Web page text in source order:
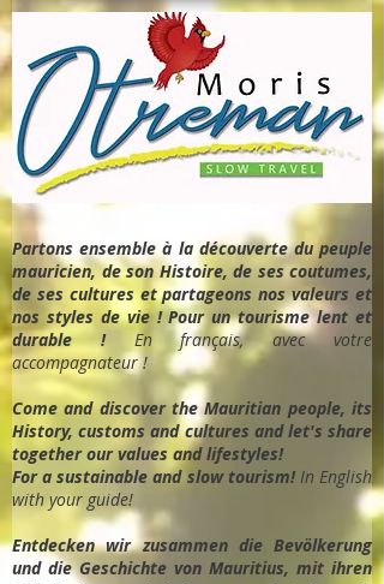
Partons ensemble à la découverte du peuple
mauricien, de son Histoire, de ses coutumes,
de ses cultures et partageons nos valeurs et
nos styles de vie ! Pour un tourisme lent et
durable !En français, avec votre
accompagnateur !
Come and discover the Mauritian people, its
History, customs and cultures and let's share
together our values and lifestyles!
For a sustainable and slow tourism! In English
with your guide!
Entdecken wir zusammen die Bevölkerung
und die Geschichte von Mauritius, mit ihren